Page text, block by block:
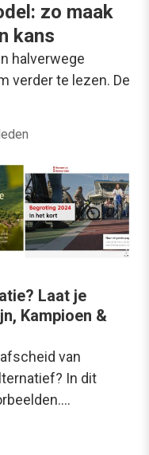
zo maak
kans
halverwege
verder te lezen. De
Laat je
Kampioen &
van
In dit